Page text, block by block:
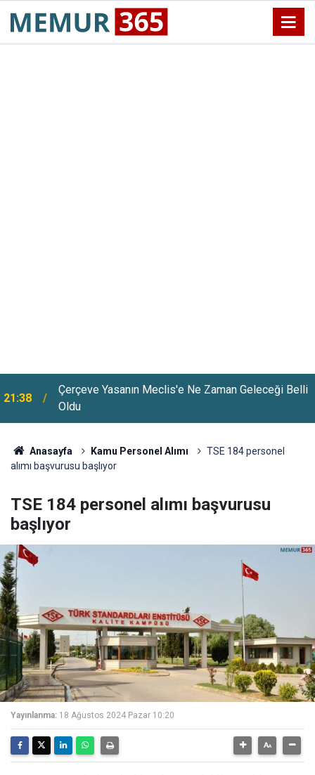
21:38
Çerçeve Yasanın Meclis'e Ne Zaman Geleceği Belli
Oldu
Anasayfa Kamu Personel Alımı
TSE 184 personel
alımı başvurusu başlıyor
TSE 184 personel alımı başvurusu
başlıyor
Yayınlanma: 18 Ağustos 2024 Pazar 10:20